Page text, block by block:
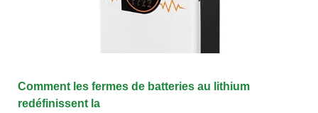
Comment les fermes de batteries au lithium
redéfinissent la